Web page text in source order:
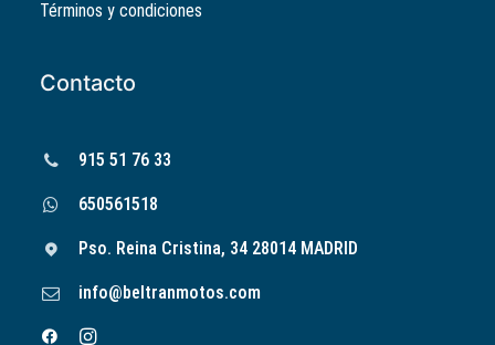
Términos y condiciones
Contacto
915 51 76 33
650561518
Pso. Reina Cristina, 34 28014 MADRID
info@beltranmotos.com